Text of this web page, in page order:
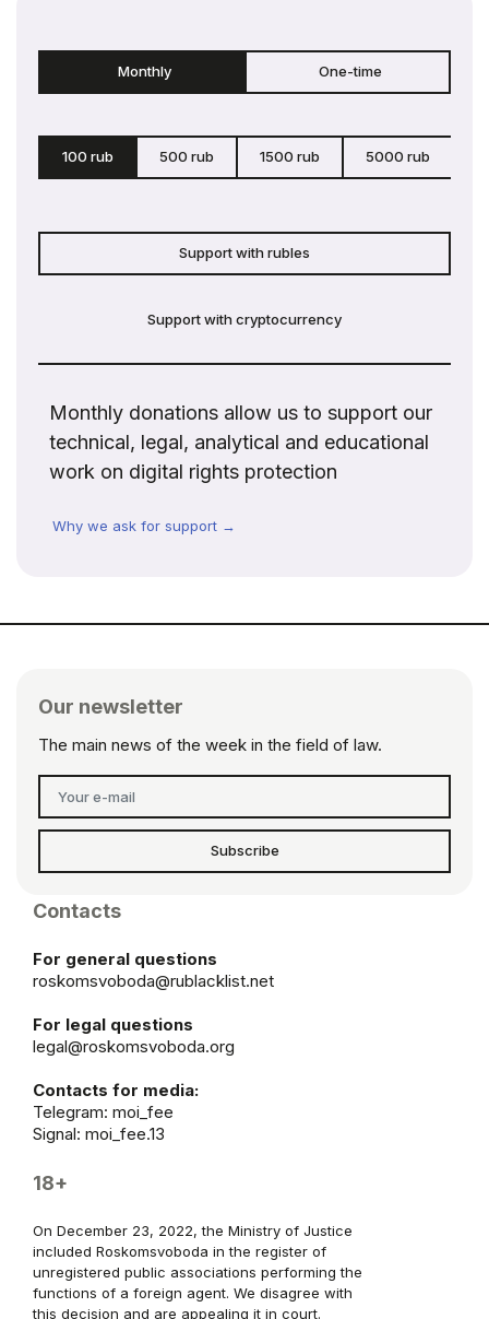
Monthly One-time
100 rub 500 rub 1500 rub 5000 rub
Support with rubles
Support with cryptocurrency
Monthly donations allow us to support our
technical, legal, analytical and educational
work on digital rights protection
Why we ask for support →
Our newsletter
The main news of the week in the field of law.
Subscribe
Contacts
For general questions
roskomsvoboda@rublacklist.net
For legal questions
legal@roskomsvoboda.org
Contacts for media:
Telegram: moi_fee
Signal: moi_fee.13
18+
On December 23, 2022, the Ministry of Justice
included Roskomsvoboda in the register of
unregistered public associations performing the
functions of a foreign agent. We disagree with
this decision and are appealing it in court.